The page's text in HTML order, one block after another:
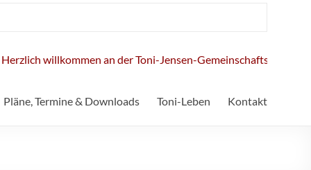
willkommen an der Toni-Jensen-Gemeinschaftsschule!
Pläne, Termine & Downloads Toni-Leben Kontakt